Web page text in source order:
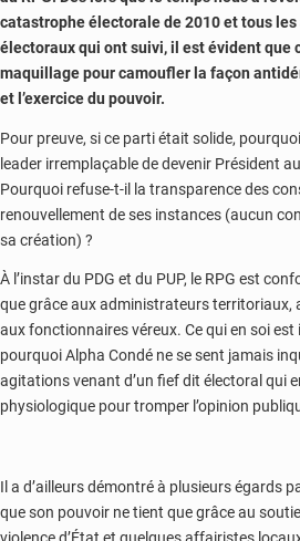
catastrophe électorale de 2010 et tous
électoraux qui ont suivi, il est évident que
maquillage pour camoufler la façon
et l’exercice du pouvoir.
Pour preuve, si ce parti était solide,
leader irremplaçable de devenir Président
Pourquoi refuse-t-il la transparence des
renouvellement de ses instances (aucun
sa création) ?
À l’instar du PDG et du PUP, le RPG est
que grâce aux administrateurs territoriaux,
aux fonctionnaires véreux. Ce qui en soi est
pourquoi Alpha Condé ne se sent jamais
agitations venant d’un fief dit électoral qui
physiologique pour tromper l’opinion
Il a d’ailleurs démontré à plusieurs égards
que son pouvoir ne tient que grâce au